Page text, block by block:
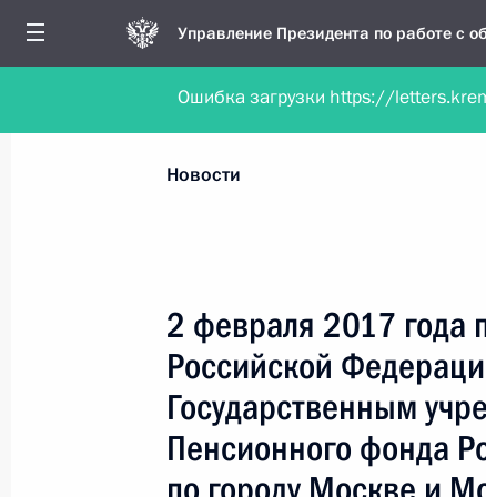
Управление Президента по работе с
Обратиться в форме электронного
Все новости
Все руководители, регионы, города и темы
Новости
2 февраля 2017 года
Российской
Государственным
Пенсионного фонда
Ошибка загрузки https://